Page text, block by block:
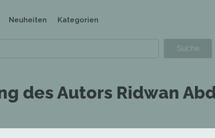
Neuheiten Kategorien
des Autors Ridwan